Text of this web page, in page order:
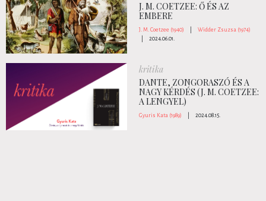
J. M. COETZEE: Ő ÉS AZ
EMBERE
J. M. Coetzee (1940)
Widder Zsuzsa (1974)
2024.06.01.
kritika
DANTE, ZONGORASZÓ ÉS A
NAGY KÉRDÉS (J. M. COETZEE:
A LENGYEL)
Gyuris Kata (1989) 2024.08.15.